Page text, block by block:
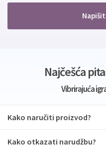
Najčešća
Vibrirajuća
Kako naručiti proizvod?
Kako otkazati narudžbu?